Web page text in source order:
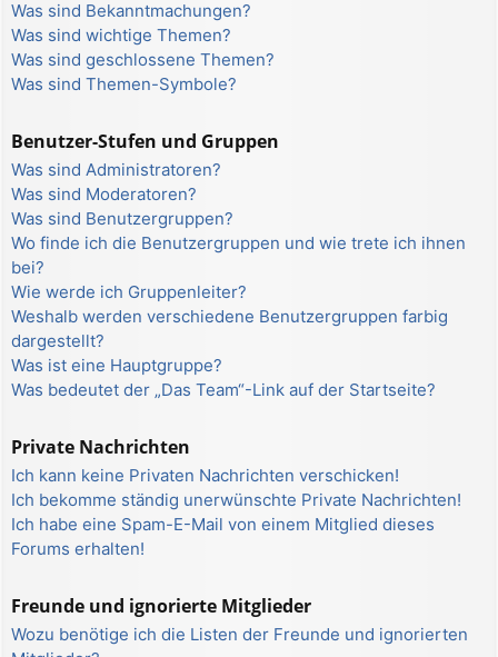
Was sind Bekanntmachungen?
Was sind wichtige Themen?
Was sind geschlossene Themen?
Was sind Themen-Symbole?
Benutzer-Stufen und Gruppen
Was sind Administratoren?
Was sind Moderatoren?
Was sind Benutzergruppen?
Wo finde ich die Benutzergruppen und wie trete ich ihnen
bei?
Wie werde ich Gruppenleiter?
Weshalb werden verschiedene Benutzergruppen farbig
dargestellt?
Was ist eine Hauptgruppe?
Was bedeutet der „Das Team“-Link auf der Startseite?
Private Nachrichten
Ich kann keine Privaten Nachrichten verschicken!
Ich bekomme ständig unerwünschte Private Nachrichten!
Ich habe eine Spam-E-Mail von einem Mitglied dieses
Forums erhalten!
Freunde und ignorierte Mitglieder
Wozu benötige ich die Listen der Freunde und ignorierten